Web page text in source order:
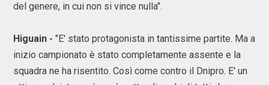
del genere, in cui non si vince nulla".
Higuain - "E' stato protagonista in tantissime partite. Ma a
inizio campionato è stato completamente assente e la
squadra ne ha risentito. Così come contro il Dnipro. E' un